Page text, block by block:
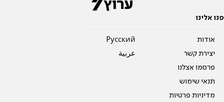
פנו אלינו
אודות
יצירת קשר
פרסמו אצלנו
תנאי שימוש
מדיניות פרטיות
Pусский
عربية